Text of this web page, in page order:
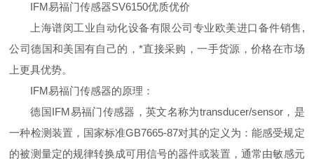
IFM易福门传感器SV6150优质优价
上海谱闵工业自动化设备有限公司专业欧美进口备件销售,
公司德国和美国有自己的，*直接采购，一手货源，价格在市场
上更具优势。
IFM易福门传感器的原理：
德国IFM易福门传感器，英文名称为transducer/sensor，是
一种检测装置，国家标准GB7665-87对其的定义为：能感受规定
的被测量定的规律转换成可用信号的器件或装置，通常由敏感元